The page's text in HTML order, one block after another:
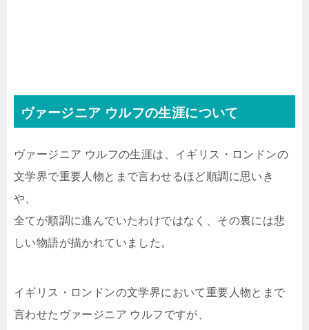
ヴァージニア ウルフの生涯について
ヴァージニア ウルフの生涯は、イギリス・ロンドンの
文学界で重要人物とまで言わせるほど順調に思いき
や、
全てが順調に進んでいたわけではなく、その裏には悲
しい物語が描かれていました。
イギリス・ロンドンの文学界において重要人物とまで
言わせたヴァージニア ウルフですが、